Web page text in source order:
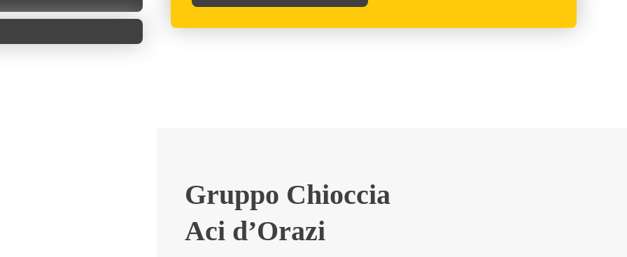
Gruppo Chioccia
Aci d’Orazi